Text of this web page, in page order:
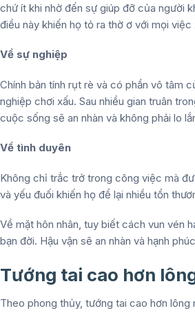
chứ ít khi nhờ đến sự giúp đỡ của người
điều này khiến họ tỏ ra thờ ơ với mọi
Về sự nghiệp
Chính bản tính rụt rè và có phần vô tâm
nghiệp chơi xấu. Sau nhiều gian truân
cuộc sống sẽ an nhàn và không phải lo
Về tình duyên
Không chỉ trắc trở trong công việc mà
và yếu đuối khiến họ để lại nhiều tổn
Về mặt hôn nhân, tuy biết cách vun vén
bạn đời. Hậu vận sẽ an nhàn và hạnh
Tướng tai cao hơn
Theo phong thủy, tướng tai cao hơn lông